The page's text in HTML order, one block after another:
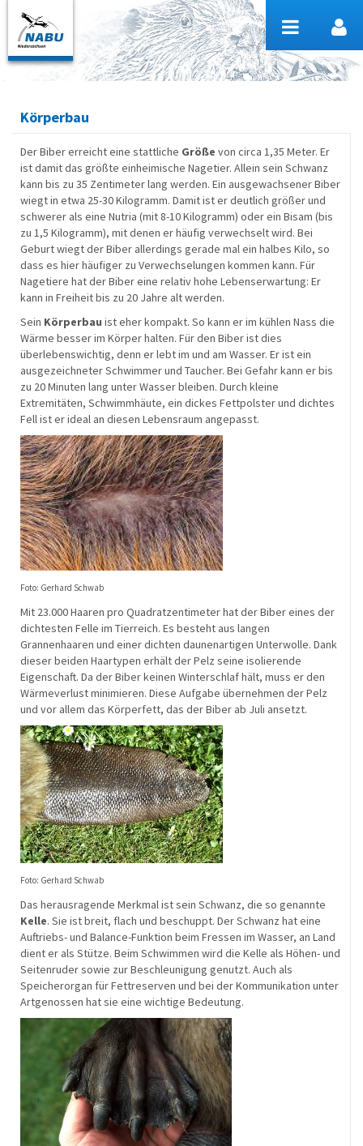
Körperbau
Der Biber erreicht eine stattliche Größe von circa 1,35 Meter. Er
ist damit das größte einheimische Nagetier. Allein sein Schwanz
kann bis zu 35 Zentimeter lang werden. Ein ausgewachsener Biber
wiegt in etwa 25-30 Kilogramm. Damit ist er deutlich größer und
schwerer als eine Nutria (mit 8-10 Kilogramm) oder ein Bisam (bis
zu 1,5 Kilogramm), mit denen er häufig verwechselt wird. Bei
Geburt wiegt der Biber allerdings gerade mal ein halbes Kilo, so
dass es hier häufiger zu Verwechselungen kommen kann. Für
Nagetiere hat der Biber eine relativ hohe Lebenserwartung: Er
kann in Freiheit bis zu 20 Jahre alt werden.
Sein Körperbau ist eher kompakt. So kann er im kühlen Nass die
Wärme besser im Körper halten. Für den Biber ist dies
überlebenswichtig, denn er lebt im und am Wasser. Er ist ein
ausgezeichneter Schwimmer und Taucher. Bei Gefahr kann er bis
zu 20 Minuten lang unter Wasser bleiben. Durch kleine
Extremitäten, Schwimmhäute, ein dickes Fettpolster und dichtes
Fell ist er ideal an diesen Lebensraum angepasst.
Foto: Gerhard Schwab
Mit 23.000 Haaren pro Quadratzentimeter hat der Biber eines der
dichtesten Felle im Tierreich. Es besteht aus langen
Grannenhaaren und einer dichten daunenartigen Unterwolle. Dank
dieser beiden Haartypen erhält der Pelz seine isolierende
Eigenschaft. Da der Biber keinen Winterschlaf hält, muss er den
Wärmeverlust minimieren. Diese Aufgabe übernehmen der Pelz
und vor allem das Körperfett, das der Biber ab Juli ansetzt.
Foto: Gerhard Schwab
Das herausragende Merkmal ist sein Schwanz, die so genannte
Kelle. Sie ist breit, flach und beschuppt. Der Schwanz hat eine
Auftriebs- und Balance-Funktion beim Fressen im Wasser, an Land
dient er als Stütze. Beim Schwimmen wird die Kelle als Höhen- und
Seitenruder sowie zur Beschleunigung genutzt. Auch als
Speicherorgan für Fettreserven und bei der Kommunikation unter
Artgenossen hat sie eine wichtige Bedeutung.